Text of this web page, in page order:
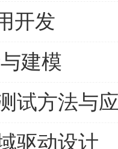
开发
建模
试方法与
驱动设计